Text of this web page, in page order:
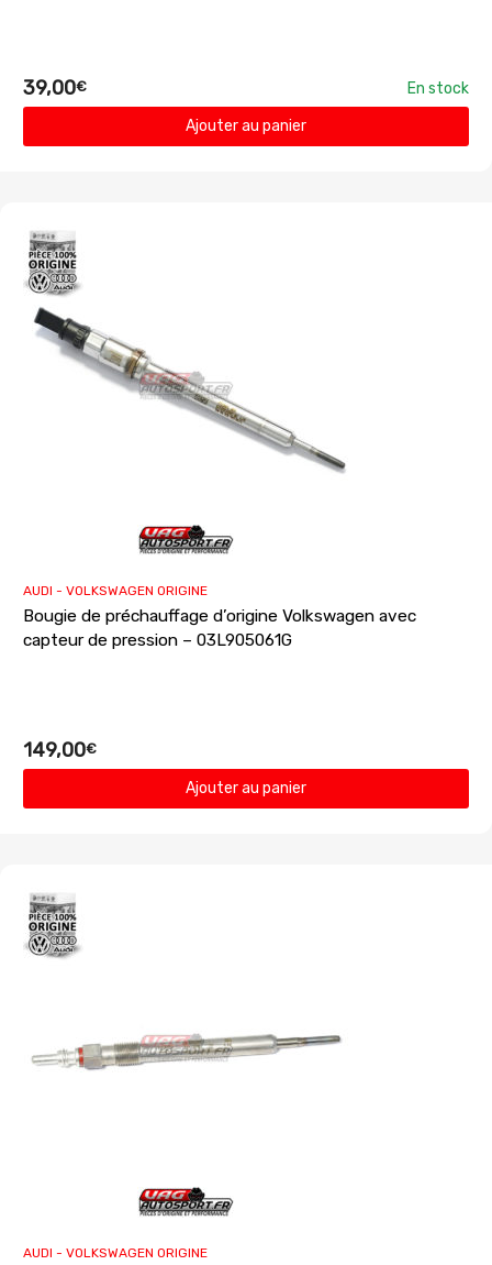
39,00€
En stock
Ajouter au panier
AUDI - VOLKSWAGEN ORIGINE
Bougie de préchauffage d’origine Volkswagen avec
capteur de pression – 03L905061G
149,00€
Ajouter au panier
AUDI - VOLKSWAGEN ORIGINE